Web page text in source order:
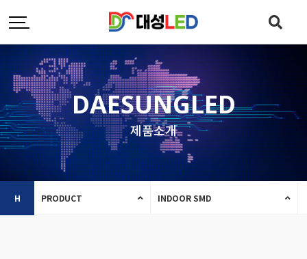
DAESUNGLED
제품소개
H PRODUCT INDOOR SMD